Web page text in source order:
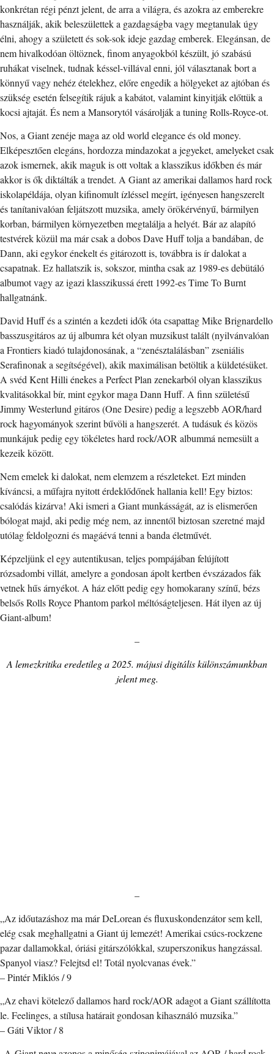
konkrétan régi pénzt jelent, de arra a világra, és azokra az emberekre
használják, akik beleszülettek a gazdagságba vagy megtanulak úgy
élni, ahogy a született és sok-sok ideje gazdag emberek. Elegánsan, de
nem hivalkodóan öltöznek, finom anyagokból készült, jó szabású
ruhákat viselnek, tudnak késsel-villával enni, jól választanak bort a
könnyű vagy nehéz ételekhez, előre engedik a hölgyeket az ajtóban és
szükség esetén felsegítik rájuk a kabátot, valamint kinyitják előttük a
kocsi ajtaját. És nem a Mansorytól vásárolják a tuning Rolls-Royce-ot.
Nos, a Giant zenéje maga az old world elegance és old money.
Elképesztően elegáns, hordozza mindazokat a jegyeket, amelyeket csak
azok ismernek, akik maguk is ott voltak a klasszikus időkben és már
akkor is ők diktálták a trendet. A Giant az amerikai dallamos hard rock
iskolapéldája, olyan kifinomult ízléssel megírt, igényesen hangszerelt
és tanítanivalóan feljátszott muzsika, amely örökérvényű, bármilyen
korban, bármilyen környezetben megtalálja a helyét. Bár az alapító
testvérek közül ma már csak a dobos Dave Huff tolja a bandában, de
Dann, aki egykor énekelt és gitározott is, továbbra is ír dalokat a
csapatnak. Ez hallatszik is, sokszor, mintha csak az 1989-es debütáló
albumot vagy az igazi klasszikussá érett 1992-es Time To Burnt
hallgatnánk.
David Huff és a szintén a kezdeti idők óta csapattag Mike Brignardello
basszusgitáros az új albumra két olyan muzsikust talált (nyilvánvalóan
a Frontiers kiadó tulajdonosának, a “zenésztalálásban” zseniális
Serafinonak a segítségével), akik maximálisan betöltik a küldetésüket.
A svéd Kent Hilli énekes a Perfect Plan zenekarból olyan klasszikus
kvalitásokkal bír, mint egykor maga Dann Huff. A finn születésű
Jimmy Westerlund gitáros (One Desire) pedig a legszebb AOR/hard
rock hagyományok szerint bűvöli a hangszerét. A tudásuk és közös
munkájuk pedig egy tökéletes hard rock/AOR albummá nemesült a
kezeik között.
Nem emelek ki dalokat, nem elemzem a részleteket. Ezt minden
kíváncsi, a műfajra nyitott érdeklődőnek hallania kell! Egy biztos:
csalódás kizárva! Aki ismeri a Giant munkásságát, az is elismerően
bólogat majd, aki pedig még nem, az innentől biztosan szeretné majd
utólag feldolgozni és magáévá tenni a banda életművét.
Képzeljünk el egy autentikusan, teljes pompájában felújított
rózsadombi villát, amelyre a gondosan ápolt kertben évszázados fák
vetnek hűs árnyékot. A ház előtt pedig egy homokarany színű, bézs
belsős Rolls Royce Phantom parkol méltóságteljesen. Hát ilyen az új
Giant-album!
–
A lemezkritika eredetileg a 2025. májusi digitális különszámunkban
jelent meg.
–
„Az időutazáshoz ma már DeLorean és fluxuskondenzátor sem kell,
elég csak meghallgatni a Giant új lemezét! Amerikai csúcs-rockzene
pazar dallamokkal, óriási gitárszólókkal, szuperszonikus hangzással.
Spanyol viasz? Felejtsd el! Totál nyolcvanas évek.”
– Pintér Miklós / 9
„Az ehavi kötelező dallamos hard rock/AOR adagot a Giant szállította
le. Feelinges, a stílusa határait gondosan kihasználó muzsika.”
– Gáti Viktor / 8